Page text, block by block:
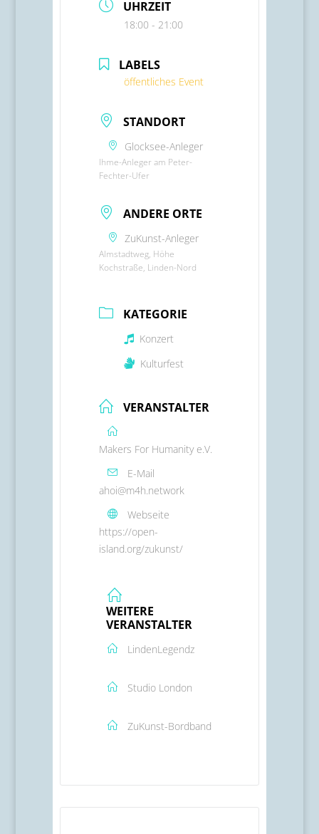
UHRZEIT
18:00 - 21:00
LABELS
öffentliches Event
STANDORT
Glocksee-Anleger
Ihme-Anleger am Peter-
Fechter-Ufer
ANDERE ORTE
ZuKunst-Anleger
Almstadtweg, Höhe
Kochstraße, Linden-Nord
KATEGORIE
Konzert
Kulturfest
VERANSTALTER
Makers For Humanity e.V.
E-Mail
ahoi@m4h.network
Webseite
https://open-
island.org/zukunst/
WEITERE
VERANSTALTER
LindenLegendz
Studio London
ZuKunst-Bordband